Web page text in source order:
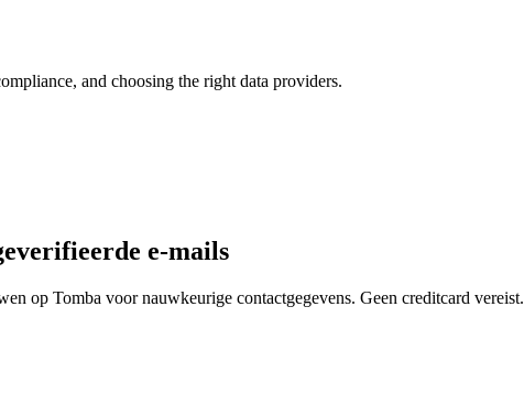
and choosing the right data providers.
e-mails
op Tomba voor nauwkeurige contactgegevens. Geen creditcard vereist.